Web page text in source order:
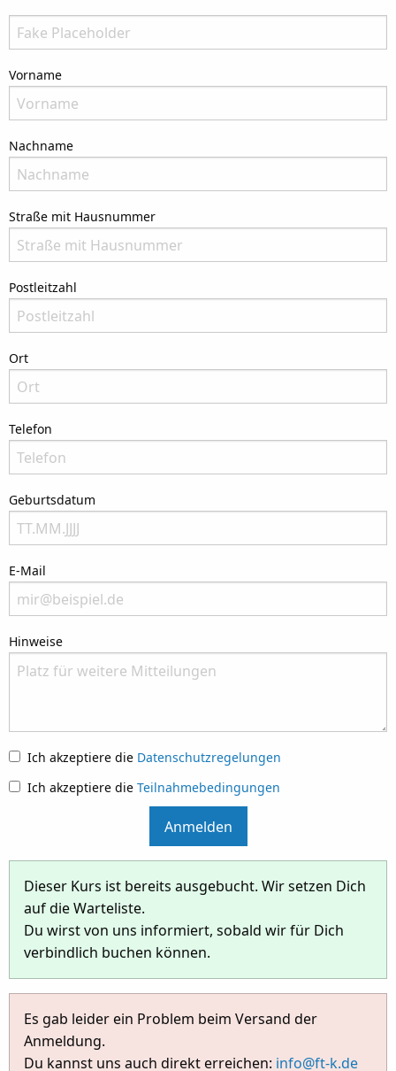
There is no need to fill in this field
Vorname
Nachname
Straße mit Hausnummer
Postleitzahl
Ort
Telefon
Geburtsdatum
E-Mail
Hinweise
Please let us know what we can do to assist you.
Ich akzeptiere die Datenschutzregelungen
Ich akzeptiere die Teilnahmebedingungen
Anmelden
Dieser Kurs ist bereits ausgebucht. Wir setzen Dich
auf die Warteliste.
Du wirst von uns informiert, sobald wir für Dich
verbindlich buchen können.
Es gab leider ein Problem beim Versand der
Anmeldung.
Du kannst uns auch direkt erreichen: info@ft-k.de